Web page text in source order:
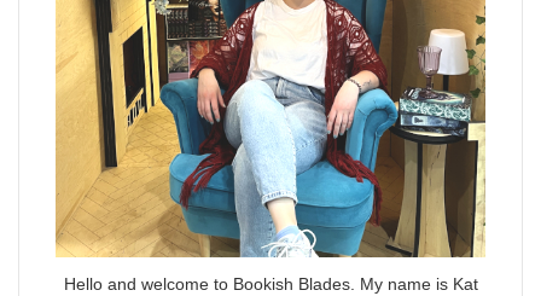
Hello and welcome to Bookish Blades. My name is Kat